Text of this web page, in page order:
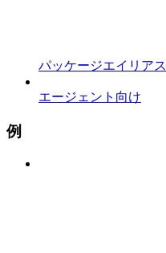
パッケージエイリアス
エージェント向け
例